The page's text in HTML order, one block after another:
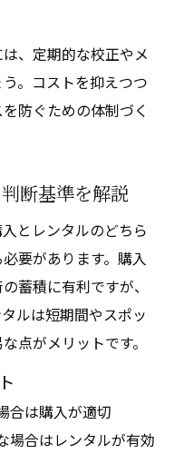
、定期的な校正やメ
。コストを抑えつつ
防ぐための体制づく
断基準を解説
とレンタルのどちら
要があります。購入
蓄積に有利ですが、
ルは短期間やスポッ
点がメリットです。
合は購入が適切
場合はレンタルが有効